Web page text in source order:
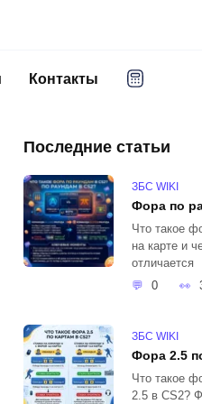
Контакты
Последние статьи
ЗБС WIKI
Фора по
Что такое
на карте и
отличается
0
ЗБС WIKI
Фора 2.5
Что такое
2.5 в CS2?